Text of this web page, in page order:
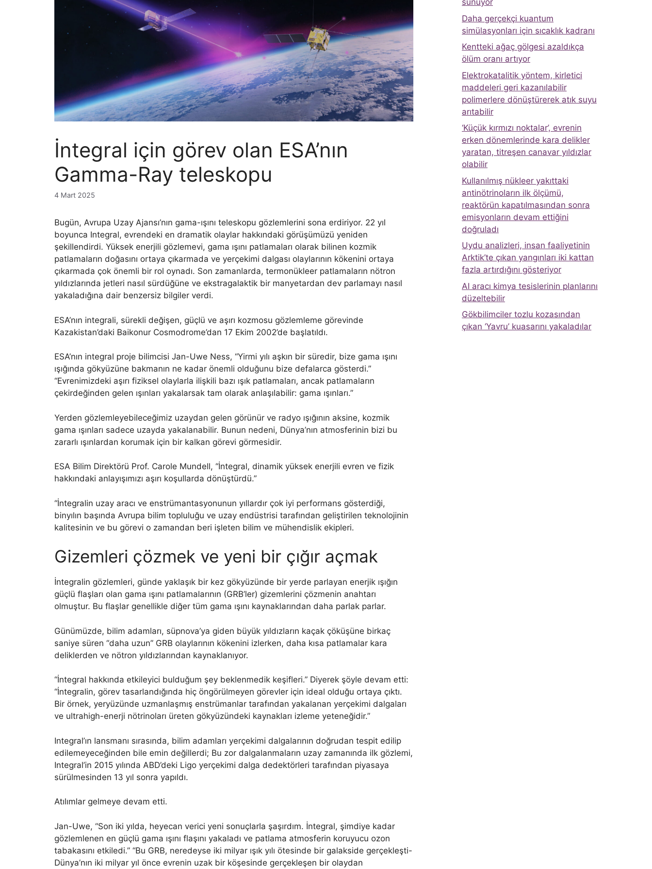
İntegral için görev olan ESA’nın
Gamma-Ray teleskopu
4 Mart 2025
Bugün, Avrupa Uzay Ajansı’nın gama-ışını teleskopu gözlemlerini sona erdiriyor. 22 yıl
boyunca Integral, evrendeki en dramatik olaylar hakkındaki görüşümüzü yeniden
şekillendirdi. Yüksek enerjili gözlemevi, gama ışını patlamaları olarak bilinen kozmik
patlamaların doğasını ortaya çıkarmada ve yerçekimi dalgası olaylarının kökenini ortaya
çıkarmada çok önemli bir rol oynadı. Son zamanlarda, termonükleer patlamaların nötron
yıldızlarında jetleri nasıl sürdüğüne ve ekstragalaktik bir manyetardan dev parlamayı nasıl
yakaladığına dair benzersiz bilgiler verdi.
ESA’nın integrali, sürekli değişen, güçlü ve aşırı kozmosu gözlemleme görevinde
Kazakistan’daki Baikonur Cosmodrome’dan 17 Ekim 2002’de başlatıldı.
ESA’nın integral proje bilimcisi Jan-Uwe Ness, “Yirmi yılı aşkın bir süredir, bize gama ışını
ışığında gökyüzüne bakmanın ne kadar önemli olduğunu bize defalarca gösterdi.”
“Evrenimizdeki aşırı fiziksel olaylarla ilişkili bazı ışık patlamaları, ancak patlamaların
çekirdeğinden gelen ışınları yakalarsak tam olarak anlaşılabilir: gama ışınları.”
Yerden gözlemleyebileceğimiz uzaydan gelen görünür ve radyo ışığının aksine, kozmik
gama ışınları sadece uzayda yakalanabilir. Bunun nedeni, Dünya’nın atmosferinin bizi bu
zararlı ışınlardan korumak için bir kalkan görevi görmesidir.
ESA Bilim Direktörü Prof. Carole Mundell, “İntegral, dinamik yüksek enerjili evren ve fizik
hakkındaki anlayışımızı aşırı koşullarda dönüştürdü.”
“İntegralin uzay aracı ve enstrümantasyonunun yıllardır çok iyi performans gösterdiği,
binyılın başında Avrupa bilim topluluğu ve uzay endüstrisi tarafından geliştirilen teknolojinin
kalitesinin ve bu görevi o zamandan beri işleten bilim ve mühendislik ekipleri.
Gizemleri çözmek ve yeni bir çığır açmak
İntegralin gözlemleri, günde yaklaşık bir kez gökyüzünde bir yerde parlayan enerjik ışığın
güçlü flaşları olan gama ışını patlamalarının (GRB’ler) gizemlerini çözmenin anahtarı
olmuştur. Bu flaşlar genellikle diğer tüm gama ışını kaynaklarından daha parlak parlar.
Günümüzde, bilim adamları, süpnova’ya giden büyük yıldızların kaçak çöküşüne birkaç
saniye süren “daha uzun” GRB olaylarının kökenini izlerken, daha kısa patlamalar kara
deliklerden ve nötron yıldızlarından kaynaklanıyor.
“İntegral hakkında etkileyici bulduğum şey beklenmedik keşifleri.” Diyerek şöyle devam etti:
“İntegralin, görev tasarlandığında hiç öngörülmeyen görevler için ideal olduğu ortaya çıktı.
Bir örnek, yeryüzünde uzmanlaşmış enstrümanlar tarafından yakalanan yerçekimi dalgaları
ve ultrahigh-enerji nötrinoları üreten gökyüzündeki kaynakları izleme yeteneğidir.”
Integral’ın lansmanı sırasında, bilim adamları yerçekimi dalgalarının doğrudan tespit edilip
edilemeyeceğinden bile emin değillerdi; Bu zor dalgalanmaların uzay zamanında ilk gözlemi,
Integral’in 2015 yılında ABD’deki Ligo yerçekimi dalga dedektörleri tarafından piyasaya
sürülmesinden 13 yıl sonra yapıldı.
Atılımlar gelmeye devam etti.
Jan-Uwe, “Son iki yılda, heyecan verici yeni sonuçlarla şaşırdım. İntegral, şimdiye kadar
gözlemlenen en güçlü gama ışını flaşını yakaladı ve patlama atmosferin koruyucu ozon
tabakasını etkiledi.” “Bu GRB, neredeyse iki milyar ışık yılı ötesinde bir galakside gerçekleşti-
Dünya’nın iki milyar yıl önce evrenin uzak bir köşesinde gerçekleşen bir olaydan
sunuyor
Daha gerçekçi kuantum
simülasyonları için sıcaklık kadranı
Kentteki ağaç gölgesi azaldıkça
ölüm oranı artıyor
Elektrokatalitik yöntem, kirletici
maddeleri geri kazanılabilir
polimerlere dönüştürerek atık suyu
arıtabilir
‘Küçük kırmızı noktalar’, evrenin
erken dönemlerinde kara delikler
yaratan, titreşen canavar yıldızlar
olabilir
Kullanılmış nükleer yakıttaki
antinötrinoların ilk ölçümü,
reaktörün kapatılmasından sonra
emisyonların devam ettiğini
doğruladı
Uydu analizleri, insan faaliyetinin
Arktik’te çıkan yangınları iki kattan
fazla artırdığını gösteriyor
AI aracı kimya tesislerinin planlarını
düzeltebilir
Gökbilimciler tozlu kozasından
çıkan ‘Yavru’ kuasarını yakaladılar